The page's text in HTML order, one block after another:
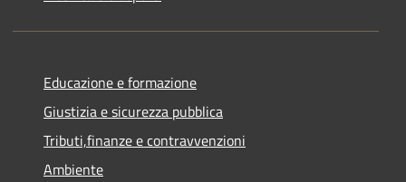
Educazione e formazione
Giustizia e sicurezza pubblica
Tributi,finanze e contravvenzioni
Ambiente